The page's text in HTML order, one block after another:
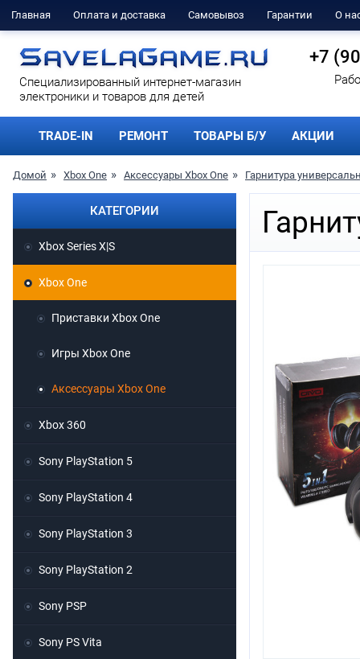
Главная Оплата и доставка Самовывоз Гарантии О
Cпециализированный интернет-магазин
электроники и товаров для детей
+7
TRADE-IN РЕМОНТ ТОВАРЫ Б/У АКЦИИ
Домой Xbox One Аксессуары Xbox One Гарнитура
КАТЕГОРИИ
Xbox Series X|S
Xbox One
Приставки Xbox One
Игры Xbox One
Аксессуары Xbox One
Xbox 360
Sony PlayStation 5
Sony PlayStation 4
Sony PlayStation 3
Sony PlayStation 2
Sony PSP
Sony PS Vita